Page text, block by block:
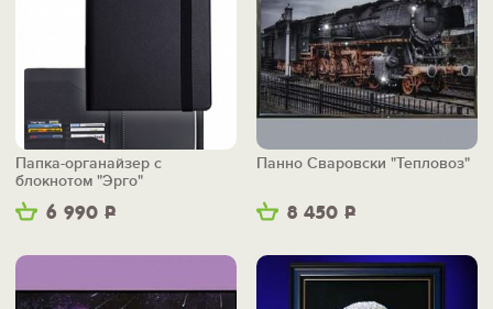
6 990 Р
Папка-органайзер с
блокнотом "Эрго"
8 450 Р
Панно Сваровски "Тепловоз"